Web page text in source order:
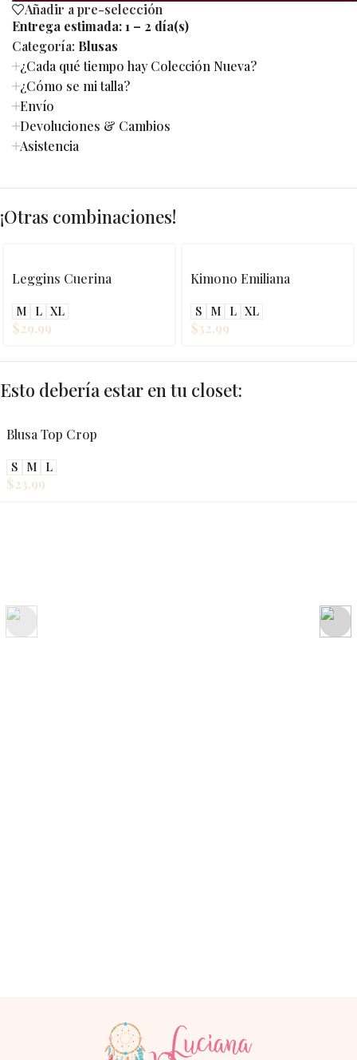
Añadir a pre-selección
Entrega estimada:1 – 2 día(s)
Categoría: Blusas
¿Cada qué tiempo hay Colección Nueva?
¿Cómo se mi talla?
Envío
Devoluciones & Cambios
Asistencia
¡Otras combinaciones!
Leggins Cuerina
M L XL
$29.99
Kimono Emiliana
S M L XL
$32.99
Esto debería estar en tu closet:
Blusa Top Crop
S M L
$23.99